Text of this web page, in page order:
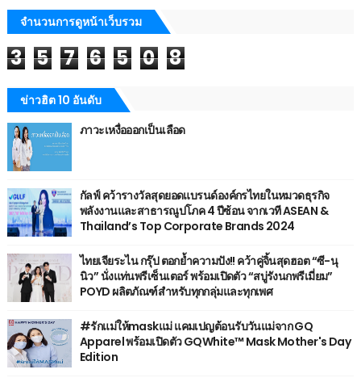
จำนวนการดูหน้าเว็บรวม
3 5 7 6 5 0 8
ข่าวฮิต 10 อันดับ
ภาวะเหงื่อออกเป็นเลือด
กัลฟ์ คว้ารางวัลสุดยอดแบรนด์องค์กรไทยในหมวดธุรกิจ
พลังงานและสาธารณูปโภค 4 ปีซ้อน จากเวที ASEAN &
Thailand’s Top Corporate Brands 2024
ไทยเจียระไน กรุ๊ป ตอกย้ำความปัง!! คว้าคู่จิ้นสุดฮอต “ซี-นุ
นิว” นั่งแท่นพรีเซ็นเตอร์ พร้อมเปิดตัว “สบู่รังนกพรีเมี่ยม”
POYD ผลิตภัณฑ์สำหรับทุกกลุ่มและทุกเพศ
#รักแม่ให้maskแม่ แคมเปญต้อนรับวันแม่จาก GQ
Apparel พร้อมเปิดตัว GQWhite™ Mask Mother's Day
Edition